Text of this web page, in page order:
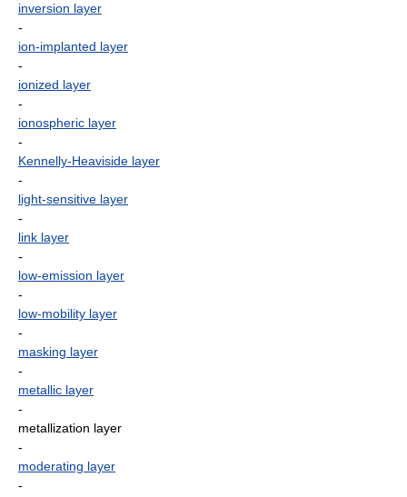
inversion layer
-
ion-implanted layer
-
ionized layer
-
ionospheric layer
-
Kennelly-Heaviside layer
-
light-sensitive layer
-
link layer
-
low-emission layer
-
low-mobility layer
-
masking layer
-
metallic layer
-
metallization layer
-
moderating layer
-